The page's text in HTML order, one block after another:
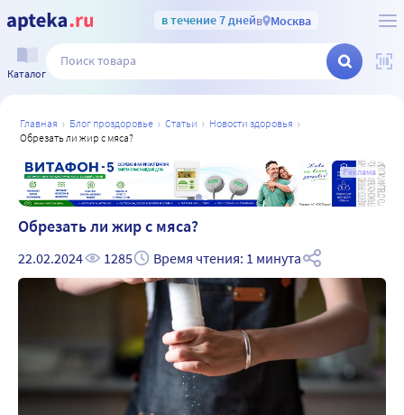
в течение 7 днейв Москва
Каталог
главная блог проздоровье статьи
новости здоровья
обрезать ли жир с мяса?
Реклама
Обрезать ли жир с мяса?
22.02.2024 1285 Время чтения: 1 минута